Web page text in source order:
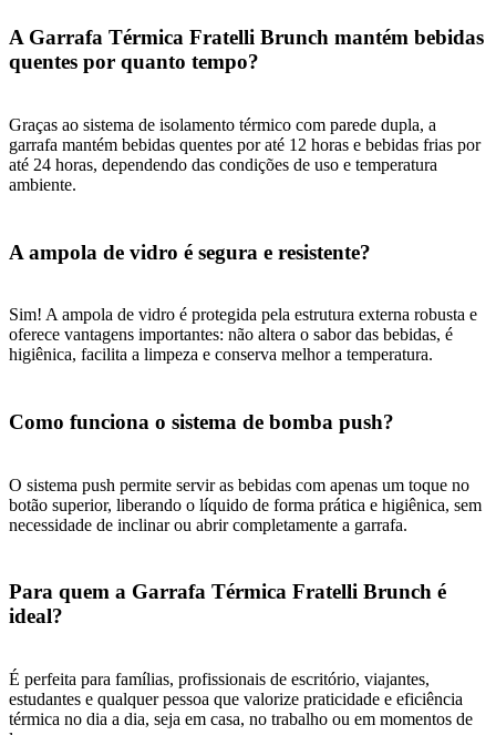
A Garrafa Térmica Fratelli Brunch mantém bebidas
quentes por quanto tempo?
Graças ao sistema de isolamento térmico com parede dupla, a
garrafa mantém bebidas quentes por até 12 horas e bebidas frias por
até 24 horas, dependendo das condições de uso e temperatura
ambiente.
A ampola de vidro é segura e resistente?
Sim! A ampola de vidro é protegida pela estrutura externa robusta e
oferece vantagens importantes: não altera o sabor das bebidas, é
higiênica, facilita a limpeza e conserva melhor a temperatura.
Como funciona o sistema de bomba push?
O sistema push permite servir as bebidas com apenas um toque no
botão superior, liberando o líquido de forma prática e higiênica, sem
necessidade de inclinar ou abrir completamente a garrafa.
Para quem a Garrafa Térmica Fratelli Brunch é
ideal?
É perfeita para famílias, profissionais de escritório, viajantes,
estudantes e qualquer pessoa que valorize praticidade e eficiência
térmica no dia a dia, seja em casa, no trabalho ou em momentos de